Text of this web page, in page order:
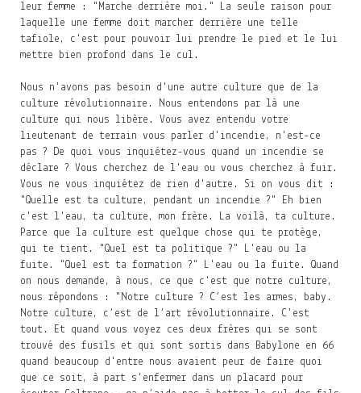
leur femme : "Marche derrière moi." La seule raison pour
laquelle une femme doit marcher derrière une telle
tafiole, c'est pour pouvoir lui prendre le pied et le lui
mettre bien profond dans le cul.
Nous n'avons pas besoin d'une autre culture que de la
culture révolutionnaire. Nous entendons par là une
culture qui nous libère. Vous avez entendu votre
lieutenant de terrain vous parler d'incendie, n'est-ce
pas ? De quoi vous inquiétez-vous quand un incendie se
déclare ? Vous cherchez de l'eau ou vous cherchez à fuir.
Vous ne vous inquiétez de rien d'autre. Si on vous dit :
"Quelle est ta culture, pendant un incendie ?" Eh bien
c'est l'eau, ta culture, mon frère. La voilà, ta culture.
Parce que la culture est quelque chose qui te protège,
qui te tient. "Quel est ta politique ?" L'eau ou la
fuite. "Quel est ta formation ?" L'eau ou la fuite. Quand
on nous demande, à nous, ce que c'est que notre culture,
nous répondons : "Notre culture ? C’est les armes, baby.
Notre culture, c’est de l’art révolutionnaire. C'est
tout. Et quand vous voyez ces deux frères qui se sont
trouvé des fusils et qui sont sortis dans Babylone en 66
quand beaucoup d'entre nous avaient peur de faire quoi
que ce soit, à part s'enfermer dans un placard pour